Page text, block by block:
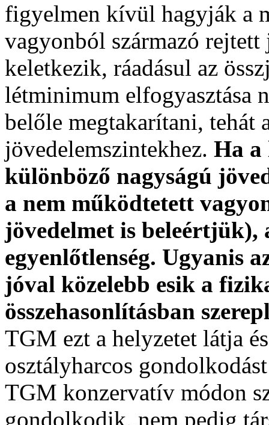
figyelmen kívül hagyják a
vagyonból származó
keletkezik, ráadásul az
létminimum elfogyasztása
belőle megtakarítani, tehát
jövedelemszintekhez. Ha
különböző nagyságú
a nem működtetett
jövedelmet is
egyenlőtlenség. Ugyanis
jóval közelebb esik a
összehasonlításban
TGM ezt a helyzetet látja
osztályharcos
TGM konzervatív módon
gondolkodik, nem pedig